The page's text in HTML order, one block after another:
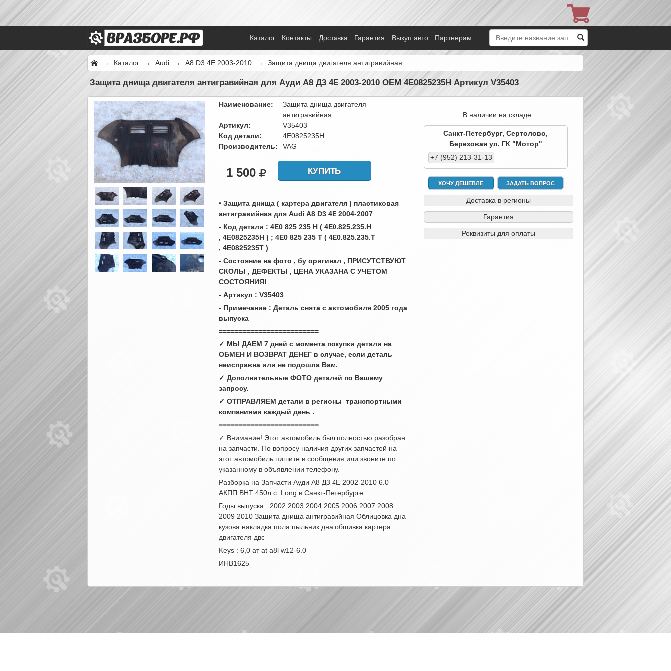
Каталог Контакты Доставка Гарантия Выкуп авто Партнерам
→ Каталог → Audi → A8 D3 4E 2003-2010 → Защита днища двигателя антигравийная
Защита днища двигателя антигравийная для Ауди А8 Д3 4Е 2003-2010 OEM 4E0825235H Артикул V35403
Наименование:
Защита днища двигателя
антигравийная
Артикул:
V35403
Код детали:
4E0825235H
Производитель:
VAG
1 500 КУПИТЬ
• Защита днища ( картера двигателя ) пластиковая
антигравийная для Audi A8 D3 4E 2004-2007
- Код детали : 4E0 825 235 H ( 4E0.825.235.H
, 4E0825235H ) ; 4E0 825 235 T ( 4E0.825.235.T
, 4E0825235T )
- Состояние на фото , бу оригинал , ПРИСУТСТВУЮТ
СКОЛЫ , ДЕФЕКТЫ , ЦЕНА УКАЗАНА С УЧЕТОМ
СОСТОЯНИЯ!
- Артикул : V35403
- Примечание : Деталь снята с автомобиля 2005 года
выпуска
=========================
✓ МЫ ДАЕМ 7 дней с момента покупки детали на
ОБМЕН И ВОЗВРАТ ДЕНЕГ в случае, если деталь
неисправна или не подошла Вам.
✓ Дополнительные ФОТО деталей по Вашему
запросу.
✓ ОТПРАВЛЯЕМ детали в регионы транспортными
компаниями каждый день .
=========================
✓ Внимание! Этот автомобиль был полностью разобран
на запчасти. По вопросу наличия других запчастей на
этот автомобиль пишите в сообщения или звоните по
указанному в объявлении телефону.
Разборка на Запчасти Ауди А8 Д3 4Е 2002-2010 6.0
АКПП BHT 450л.с. Long в Санкт-Петербурге
Годы выпуска : 2002 2003 2004 2005 2006 2007 2008
2009 2010 Защита днища антигравийная Облицовка дна
кузова накладка пола пыльник дна обшивка картера
двигателя двс
Keys : 6,0 ат at a8l w12-6.0
ИНВ1625
В наличии на складе:
Санкт-Петербург, Сертолово,
Березовая ул. ГК "Мотор"
+7 (952) 213-31-13
ХОЧУ ДЕШЕВЛЕ ЗАДАТЬ ВОПРОС
Доставка в регионы
Гарантия
Реквизиты для оплаты